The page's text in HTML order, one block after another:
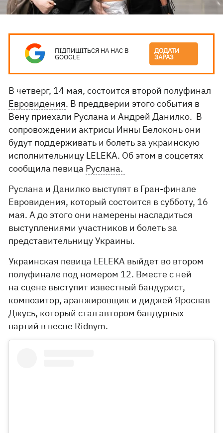
ПІДПИШІТЬСЯ НА НАС В
GOOGLE
ДОДАТИ
ЗАРАЗ
В четверг, 14 мая, состоится второй полуфинал
Евровидения. В преддверии этого события в
Вену приехали Руслана и Андрей Данилко. В
сопровождении актрисы Инны Белоконь они
будут поддерживать и болеть за украинскую
исполнительницу LELEKA. Об этом в соцсетях
сообщила певица Руслана.
Руслана и Данилко выступят в Гран-финале
Евровидения, который состоится в субботу, 16
мая. А до этого они намерены насладиться
выступлениями участников и болеть за
представительницу Украины.
Украинская певица LELEKA выйдет во втором
полуфинале под номером 12. Вместе с ней
на сцене выступит известный бандурист,
композитор, аранжировщик и диджей Ярослав
Джусь, который стал автором бандурных
партий в песне Ridnym.